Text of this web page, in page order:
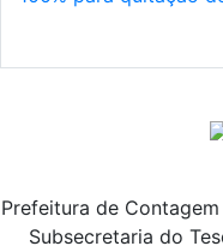
Prefeitura de
Subsecretaria do